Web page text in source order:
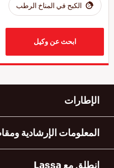
الكبح في المناخ الرطب
ابحث عن وكيل
الإطارات
المعلومات الإرشادية
انطلق مع Lassa